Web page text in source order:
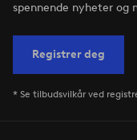
spennende nyheter og
Registrer deg
* Se tilbudsvilkår ved